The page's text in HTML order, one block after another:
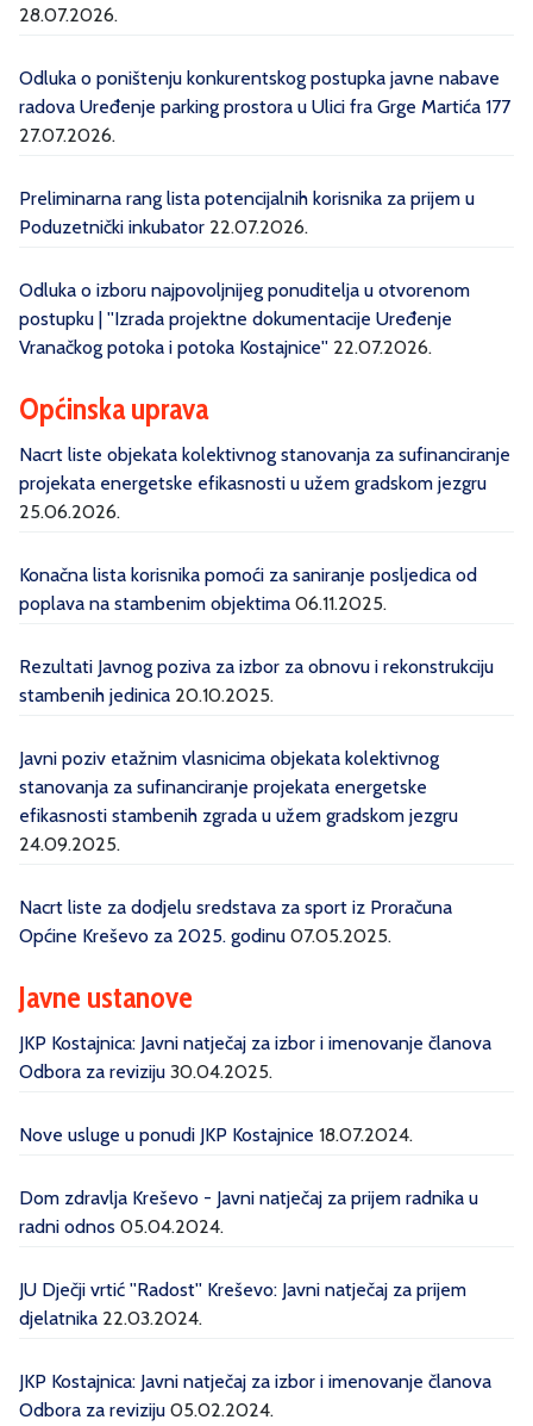
28.07.2026.
Odluka o poništenju konkurentskog postupka javne nabave
radova Uređenje parking prostora u Ulici fra Grge Martića 177
27.07.2026.
Preliminarna rang lista potencijalnih korisnika za prijem u
Poduzetnički inkubator 22.07.2026.
Odluka o izboru najpovoljnijeg ponuditelja u otvorenom
postupku | ''Izrada projektne dokumentacije Uređenje
Vranačkog potoka i potoka Kostajnice'' 22.07.2026.
Općinska uprava
Nacrt liste objekata kolektivnog stanovanja za sufinanciranje
projekata energetske efikasnosti u užem gradskom jezgru
25.06.2026.
Konačna lista korisnika pomoći za saniranje posljedica od
poplava na stambenim objektima 06.11.2025.
Rezultati Javnog poziva za izbor za obnovu i rekonstrukciju
stambenih jedinica 20.10.2025.
Javni poziv etažnim vlasnicima objekata kolektivnog
stanovanja za sufinanciranje projekata energetske
efikasnosti stambenih zgrada u užem gradskom jezgru
24.09.2025.
Nacrt liste za dodjelu sredstava za sport iz Proračuna
Općine Kreševo za 2025. godinu 07.05.2025.
Javne ustanove
JKP Kostajnica: Javni natječaj za izbor i imenovanje članova
Odbora za reviziju 30.04.2025.
Nove usluge u ponudi JKP Kostajnice 18.07.2024.
Dom zdravlja Kreševo - Javni natječaj za prijem radnika u
radni odnos 05.04.2024.
JU Dječji vrtić ''Radost'' Kreševo: Javni natječaj za prijem
djelatnika 22.03.2024.
JKP Kostajnica: Javni natječaj za izbor i imenovanje članova
Odbora za reviziju 05.02.2024.